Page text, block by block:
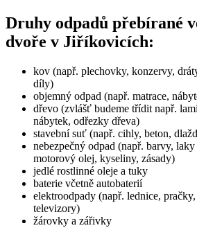
Druhy odpadů přebírané
dvoře v Jiříkovicích:
kov (např. plechovky, konzervy,
díly)
objemný odpad (např. matrace,
dřevo (zvlášť budeme třídit např.
nábytek, odřezky dřeva)
stavební suť (např. cihly, beton,
nebezpečný odpad (např. barvy,
motorový olej, kyseliny, zásady)
jedlé rostlinné oleje a tuky
baterie včetně autobaterií
elektroodpady (např. lednice,
televizory)
žárovky a zářivky